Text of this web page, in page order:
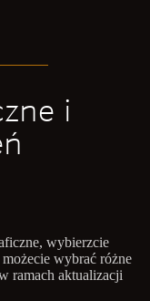
i
wybierzcie
wybrać różne
ramach aktualizacji